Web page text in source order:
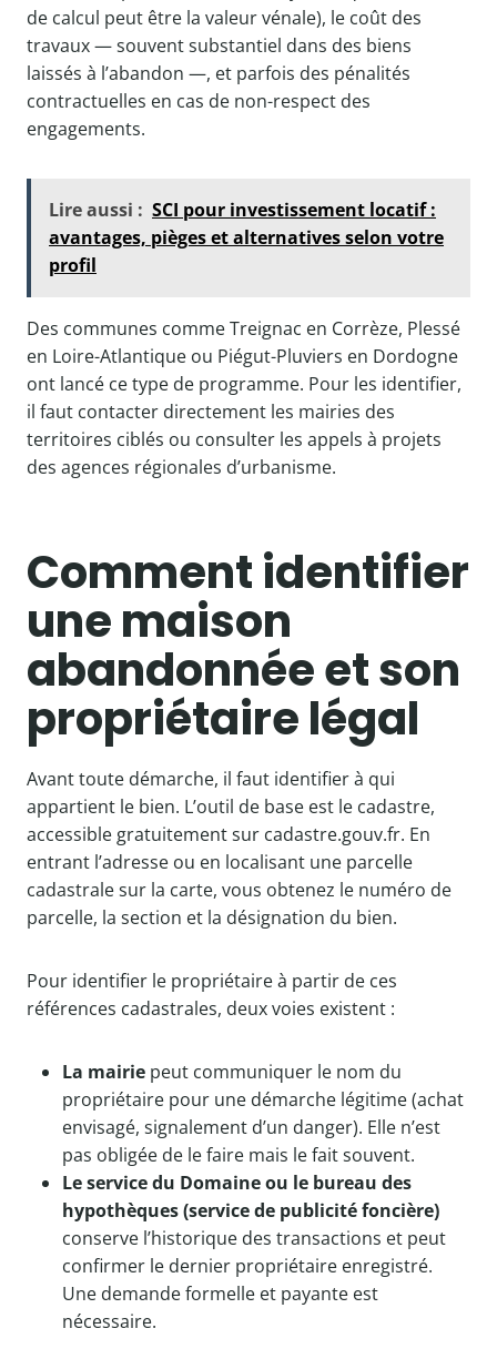
de calcul peut être la valeur vénale), le coût des
travaux — souvent substantiel dans des biens
laissés à l’abandon —, et parfois des pénalités
contractuelles en cas de non-respect des
engagements.
Lire aussi : SCI pour investissement locatif :
avantages, pièges et alternatives selon votre
profil
Des communes comme Treignac en Corrèze, Plessé
en Loire-Atlantique ou Piégut-Pluviers en Dordogne
ont lancé ce type de programme. Pour les identifier,
il faut contacter directement les mairies des
territoires ciblés ou consulter les appels à projets
des agences régionales d’urbanisme.
Comment identifier
une maison
abandonnée et son
propriétaire légal
Avant toute démarche, il faut identifier à qui
appartient le bien. L’outil de base est le cadastre,
accessible gratuitement sur cadastre.gouv.fr. En
entrant l’adresse ou en localisant une parcelle
cadastrale sur la carte, vous obtenez le numéro de
parcelle, la section et la désignation du bien.
Pour identifier le propriétaire à partir de ces
références cadastrales, deux voies existent :
La mairie peut communiquer le nom du
propriétaire pour une démarche légitime (achat
envisagé, signalement d’un danger). Elle n’est
pas obligée de le faire mais le fait souvent.
Le service du Domaine ou le bureau des
hypothèques (service de publicité foncière)
conserve l’historique des transactions et peut
confirmer le dernier propriétaire enregistré.
Une demande formelle et payante est
nécessaire.